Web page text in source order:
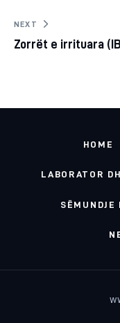
NEXT
Zorrët e irrituara
HOME
LABORATOR